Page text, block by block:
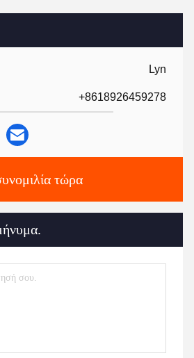
Lyn
+8618926459278
τώρα